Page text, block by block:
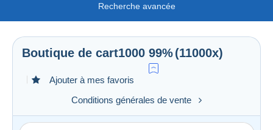
Recherche avancée
Boutique de cart1000 99%(11000x)
Ajouter à mes favoris
Conditions générales de vente